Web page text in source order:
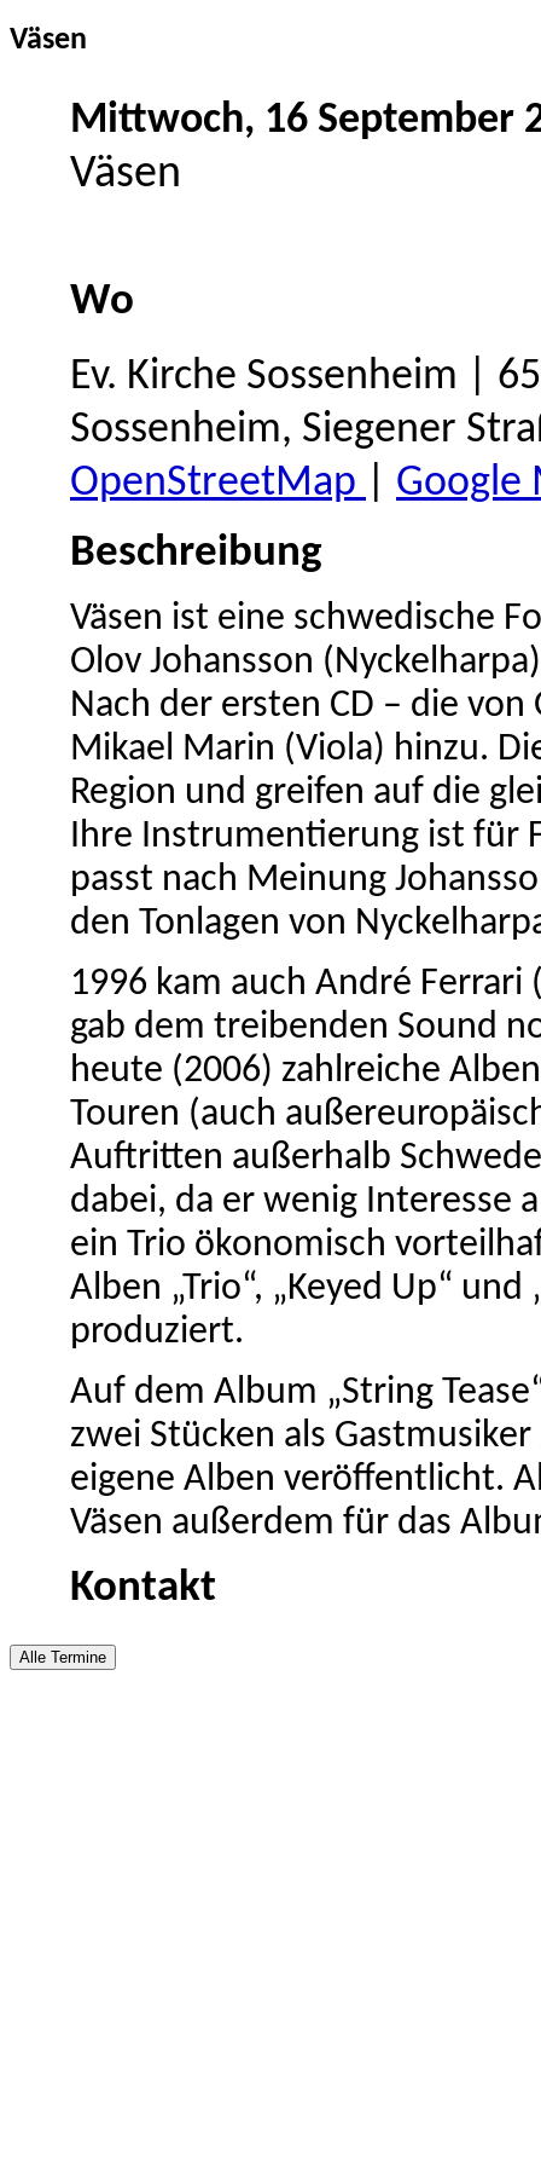
Väsen
Mittwoch, 16 September
Väsen
Wo
Ev. Kirche Sossenheim |
Sossenheim, Siegener
OpenStreetMap
Google
Beschreibung
Väsen ist eine schwedische
Olov Johansson
Nach der ersten CD – die
Mikael Marin (Viola) hinzu.
Region und greifen auf die
Ihre Instrumentierung ist für
passt nach Meinung
den Tonlagen von
1996 kam auch André Ferrari
gab dem treibenden Sound
heute (2006) zahlreiche
Touren (auch
Auftritten außerhalb
dabei, da er wenig Interesse
ein Trio ökonomisch
Alben „Trio“, „Keyed Up“
produziert.
Auf dem Album „String
zwei Stücken als
eigene Alben veröffentlicht.
Väsen außerdem für das
Kontakt
Alle Termine